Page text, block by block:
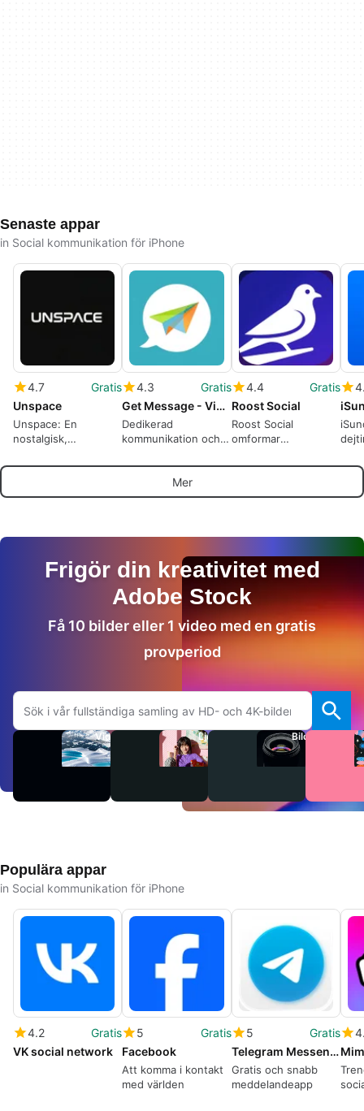
Senaste appar
in Social kommunikation för iPhone
4.7
Gratis
Unspace
Unspace: En
nostalgisk,
social app för
4.3
Gratis
Get Message - Video Visit
Dedikerad
kommunikation och
familjer till intagna
4.4
Gratis
Roost Social
Roost Social
omformar
långsam, kartbaserad
Mer
Frigör din kreativitet med
Adobe Stock
Få 10 bilder eller 1 video med en gratis
provperiod
Sök på Adobe.com
Videor Ljud Bilder
Populära appar
in Social kommunikation för iPhone
4.2
Gratis
VK social network
5
Gratis
Facebook
Att komma i kontakt
med världen
5
Gratis
Telegram Messenger
Gratis och snabb
meddelandeapp